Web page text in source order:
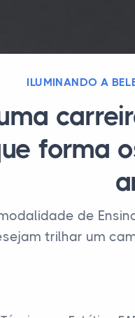
ILUMINANDO A
forma
de
trilhar um